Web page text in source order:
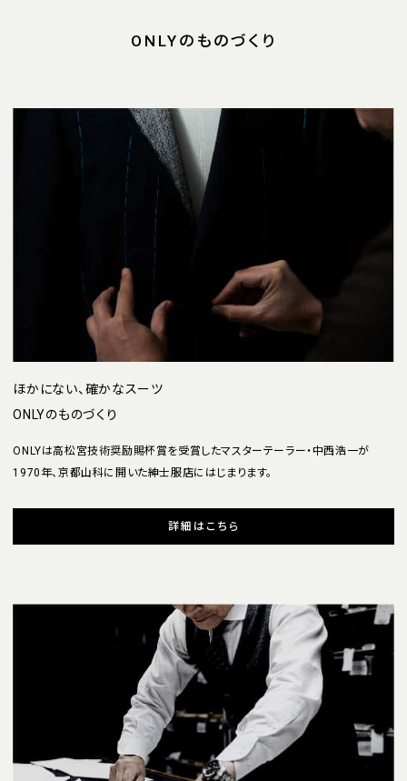
ONLYのものづくり
ほかにない、確かなスーツ
ONLYのものづくり
ONLYは高松宮技術奨励賜杯賞を受賞したマスターテーラー・中西浩一が
1970年、京都山科に開いた紳士服店にはじまります。
詳細はこちら